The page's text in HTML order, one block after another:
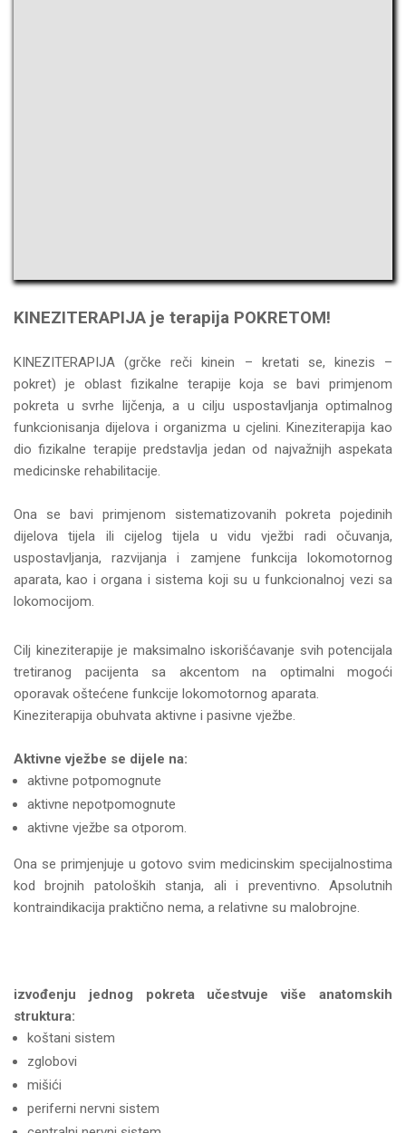
KINEZITERAPIJA je terapija POKRETOM!
KINEZITERAPIJA (grčke reči kinein – kretati se, kinezis –
pokret) je oblast fizikalne terapije koja se bavi primjenom
pokreta u svrhe lijčenja, a u cilju uspostavljanja optimalnog
funkcionisanja dijelova i organizma u cjelini. Kineziterapija kao
dio fizikalne terapije predstavlja jedan od najvažnijh aspekata
medicinske rehabilitacije.
Ona se bavi primjenom sistematizovanih pokreta pojedinih
dijelova tijela ili cijelog tijela u vidu vježbi radi očuvanja,
uspostavljanja, razvijanja i zamjene funkcija lokomotornog
aparata, kao i organa i sistema koji su u funkcionalnoj vezi sa
lokomocijom.
Cilj kineziterapije je maksimalno iskorišćavanje svih potencijala
tretiranog pacijenta sa akcentom na optimalni mogoći
oporavak oštećene funkcije lokomotornog aparata.
Kineziterapija obuhvata aktivne i pasivne vježbe.
Aktivne vježbe se dijele na:
aktivne potpomognute
aktivne nepotpomognute
aktivne vježbe sa otporom.
Ona se primjenjuje u gotovo svim medicinskim specijalnostima
kod brojnih patoloških stanja, ali i preventivno. Apsolutnih
kontraindikacija praktično nema, a relativne su malobrojne.
izvođenju jednog pokreta učestvuje više anatomskih
struktura:
koštani sistem
zglobovi
mišići
periferni nervni sistem